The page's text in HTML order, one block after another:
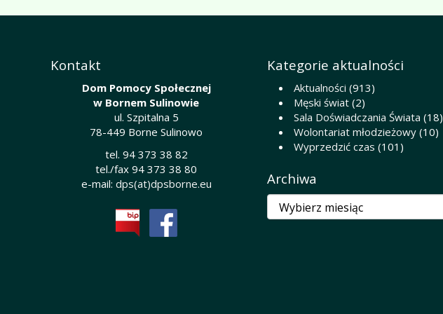
Kontakt
Dom Pomocy Społecznej
w Bornem Sulinowie
ul. Szpitalna 5
78-449 Borne Sulinowo
tel. 94 373 38 82
tel./fax 94 373 38 80
e-mail: dps(at)dpsborne.eu
Kategorie aktualności
Aktualności (913)
Męski świat (2)
Sala Doświadczania Świata (18)
Wolontariat młodzieżowy (10)
Wyprzedzić czas (101)
Archiwa
Archiwa